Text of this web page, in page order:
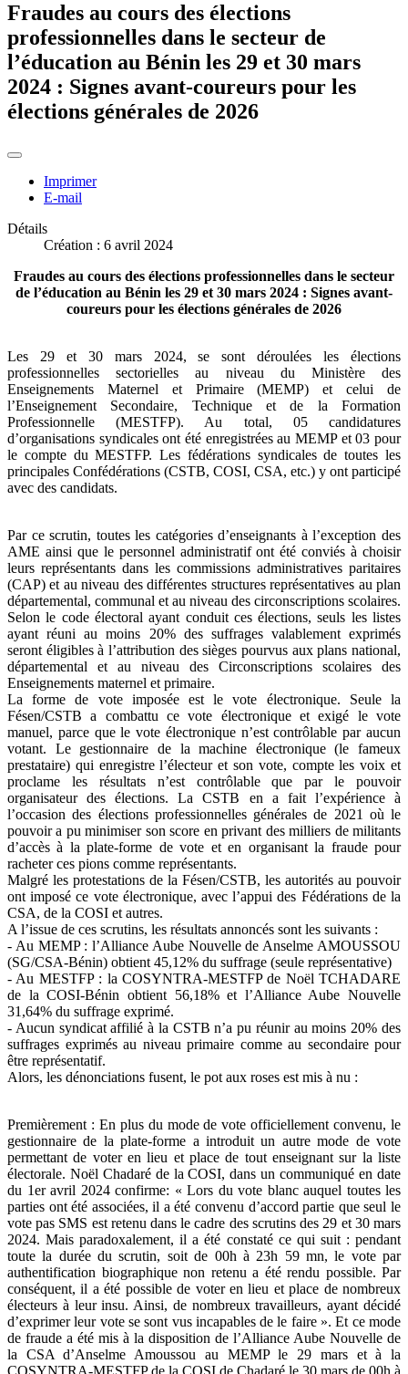
Fraudes au cours des élections
professionnelles dans le secteur de
l’éducation au Bénin les 29 et 30 mars
2024 : Signes avant-coureurs pour les
élections générales de 2026
Imprimer
E-mail
Détails
Création : 6 avril 2024
Fraudes au cours des élections professionnelles dans le secteur
de l’éducation au Bénin les 29 et 30 mars 2024 : Signes avant-
coureurs pour les élections générales de 2026
Les 29 et 30 mars 2024, se sont déroulées les élections
professionnelles sectorielles au niveau du Ministère des
Enseignements Maternel et Primaire (MEMP) et celui de
l’Enseignement Secondaire, Technique et de la Formation
Professionnelle (MESTFP). Au total, 05 candidatures
d’organisations syndicales ont été enregistrées au MEMP et 03 pour
le compte du MESTFP. Les fédérations syndicales de toutes les
principales Confédérations (CSTB, COSI, CSA, etc.) y ont participé
avec des candidats.
Par ce scrutin, toutes les catégories d’enseignants à l’exception des
AME ainsi que le personnel administratif ont été conviés à choisir
leurs représentants dans les commissions administratives paritaires
(CAP) et au niveau des différentes structures représentatives au plan
départemental, communal et au niveau des circonscriptions scolaires.
Selon le code électoral ayant conduit ces élections, seuls les listes
ayant réuni au moins 20% des suffrages valablement exprimés
seront éligibles à l’attribution des sièges pourvus aux plans national,
départemental et au niveau des Circonscriptions scolaires des
Enseignements maternel et primaire.
La forme de vote imposée est le vote électronique. Seule la
Fésen/CSTB a combattu ce vote électronique et exigé le vote
manuel, parce que le vote électronique n’est contrôlable par aucun
votant. Le gestionnaire de la machine électronique (le fameux
prestataire) qui enregistre l’électeur et son vote, compte les voix et
proclame les résultats n’est contrôlable que par le pouvoir
organisateur des élections. La CSTB en a fait l’expérience à
l’occasion des élections professionnelles générales de 2021 où le
pouvoir a pu minimiser son score en privant des milliers de militants
d’accès à la plate-forme de vote et en organisant la fraude pour
racheter ces pions comme représentants.
Malgré les protestations de la Fésen/CSTB, les autorités au pouvoir
ont imposé ce vote électronique, avec l’appui des Fédérations de la
CSA, de la COSI et autres.
A l’issue de ces scrutins, les résultats annoncés sont les suivants :
- Au MEMP : l’Alliance Aube Nouvelle de Anselme AMOUSSOU
(SG/CSA-Bénin) obtient 45,12% du suffrage (seule représentative)
- Au MESTFP : la COSYNTRA-MESTFP de Noël TCHADARE
de la COSI-Bénin obtient 56,18% et l’Alliance Aube Nouvelle
31,64% du suffrage exprimé.
- Aucun syndicat affilié à la CSTB n’a pu réunir au moins 20% des
suffrages exprimés au niveau primaire comme au secondaire pour
être représentatif.
Alors, les dénonciations fusent, le pot aux roses est mis à nu :
Premièrement : En plus du mode de vote officiellement convenu, le
gestionnaire de la plate-forme a introduit un autre mode de vote
permettant de voter en lieu et place de tout enseignant sur la liste
électorale. Noël Chadaré de la COSI, dans un communiqué en date
du 1er avril 2024 confirme: « Lors du vote blanc auquel toutes les
parties ont été associées, il a été convenu d’accord partie que seul le
vote pas SMS est retenu dans le cadre des scrutins des 29 et 30 mars
2024. Mais paradoxalement, il a été constaté ce qui suit : pendant
toute la durée du scrutin, soit de 00h à 23h 59 mn, le vote par
authentification biographique non retenu a été rendu possible. Par
conséquent, il a été possible de voter en lieu et place de nombreux
électeurs à leur insu. Ainsi, de nombreux travailleurs, ayant décidé
d’exprimer leur vote se sont vus incapables de le faire ». Et ce mode
de fraude a été mis à la disposition de l’Alliance Aube Nouvelle de
la CSA d’Anselme Amoussou au MEMP le 29 mars et à la